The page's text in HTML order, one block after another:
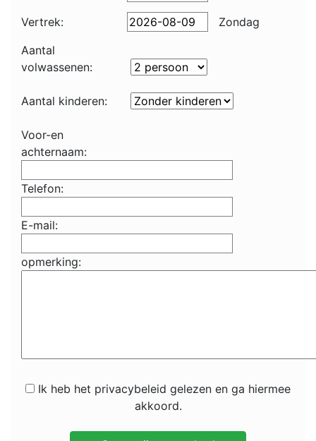
Vertrek:
Zondag
Aantal
volwassenen:
Aantal kinderen:
Voor-en
achternaam:
Telefon:
E-mail:
opmerking:
Ik heb het privacybeleid gelezen en ga hiermee
akkoord.